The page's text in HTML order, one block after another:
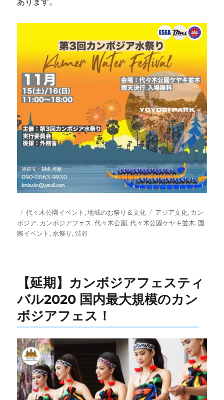
投
稿
日:
カ
テ
ゴ
代々木公園イベント ,地域のお祭り＆文化
タ
グ
アジア文化, カン
ボジア, カンボジアフェス,代々木公園,代々木公園ケヤキ並木, 国
際イベント , 水祭り ,渋谷
【延期】カンボジアフェスティ
バル2020 国内最大規模のカン
ボジアフェス！